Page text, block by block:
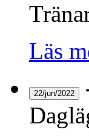
Läs
22/jun/2022